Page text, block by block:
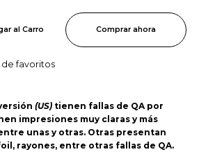
al Carro Comprar ahora
de favoritos
(US) tienen fallas de QA por
impresiones muy claras y más
unas y otras. Otras presentan
rayones, entre otras fallas de QA.